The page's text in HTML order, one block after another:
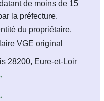
de moins de 15
la préfecture.
du propriétaire.
VGE original
28200, Eure-et-Loir